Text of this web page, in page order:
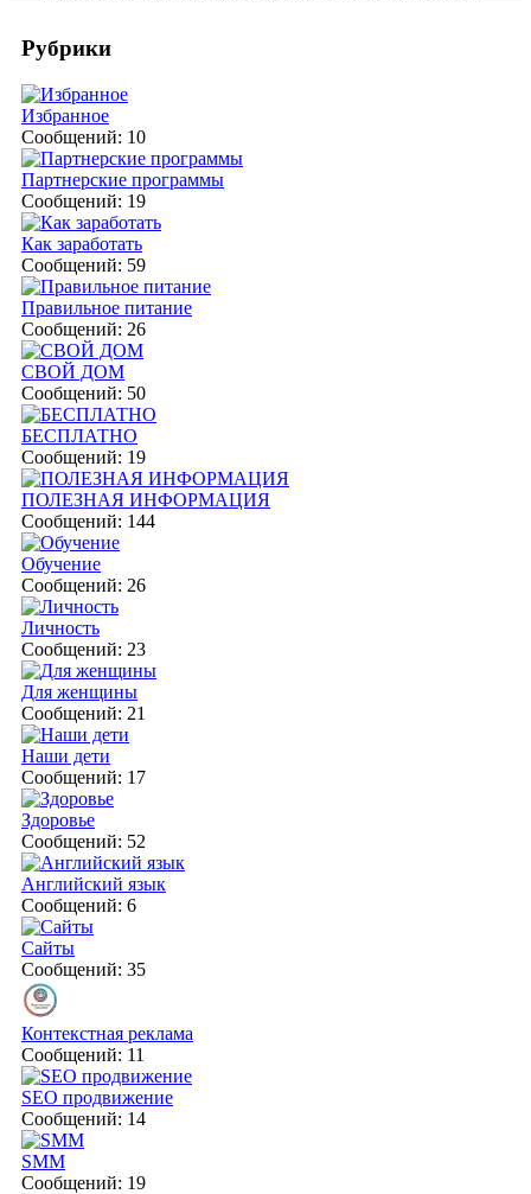
Рубрики
Избранное
Сообщений: 10
Партнерские программы
Сообщений: 19
Как заработать
Сообщений: 59
Правильное питание
Сообщений: 26
СВОЙ ДОМ
Сообщений: 50
БЕСПЛАТНО
Сообщений: 19
ПОЛЕЗНАЯ ИНФОРМАЦИЯ
Сообщений: 144
Обучение
Сообщений: 26
Личность
Сообщений: 23
Для женщины
Сообщений: 21
Наши дети
Сообщений: 17
Здоровье
Сообщений: 52
Английский язык
Сообщений: 6
Сайты
Сообщений: 35
Контекстная реклама
Сообщений: 11
SEO продвижение
Сообщений: 14
SMM
Сообщений: 19